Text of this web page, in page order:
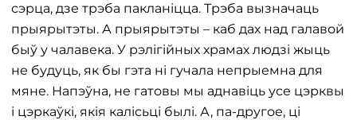
сэрца, дзе трэба пакланіцца. Трэба вызначаць
прыярытэты. А прыярытэты – каб дах над галавой
быў у чалавека. У рэлігійных храмах людзі жыць
не будуць, як бы гэта ні гучала непрыемна для
мяне. Напэўна, не гатовы мы аднавіць усе цэрквы
і цэркаўкі, якія калісьці былі. А, па-другое, ці